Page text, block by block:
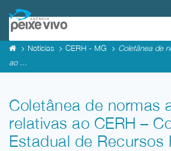
Notícias CERH - MG
Coletânea de
ao ...
Coletânea de normas
relativas ao CERH –
Estadual de Recursos